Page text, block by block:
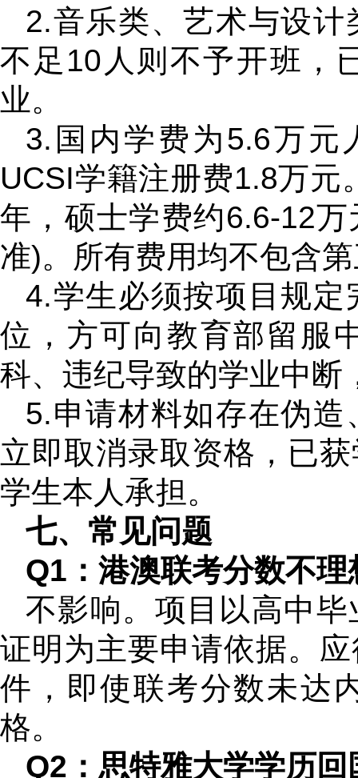
2.音乐类、艺术与设
不足10人则不予开班，
业。
3.国内学费为5.6万元
UCSI学籍注册费1.8万
年，硕士学费约6.6-12
准)。所有费用均不包含
4.学生必须按项目规
位，方可向教育部留服
科、违纪导致的学业中断
5.申请材料如存在伪
立即取消录取资格，已
学生本人承担。
七、常见问题
Q1：港澳联考分数不
不影响。项目以高中
证明为主要申请依据。
件，即使联考分数未达
格。
Q2：思特雅大学学历